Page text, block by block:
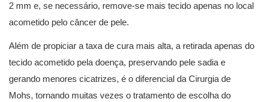
2 mm e, se necessário, remove-se mais tecido apenas no local
acometido pelo câncer de pele.
Além de propiciar a taxa de cura mais alta, a retirada apenas do
tecido acometido pela doença, preservando pele sadia e
gerando menores cicatrizes, é o diferencial da Cirurgia de
Mohs, tornando muitas vezes o tratamento de escolha do